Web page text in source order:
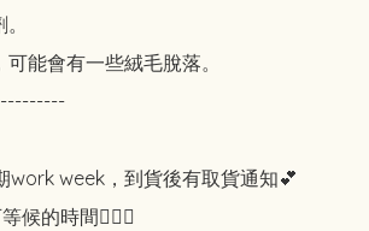
能會有一些絨毛脫落。
work week，到貨後有取貨通知💕
候的時間🙇🏻‍♀️